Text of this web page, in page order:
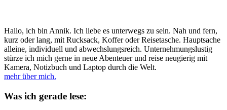
Hallo, ich bin Annik. Ich liebe es unterwegs zu sein. Nah und fern,
kurz oder lang, mit Rucksack, Koffer oder Reisetasche. Hauptsache
alleine, individuell und abwechslungsreich. Unternehmungslustig
stürze ich mich gerne in neue Abenteuer und reise neugierig mit
Kamera, Notizbuch und Laptop durch die Welt.
mehr über mich.
Was ich gerade lese: